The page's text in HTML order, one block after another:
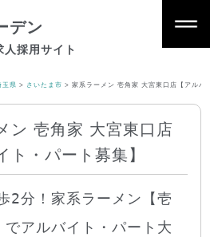
デン
採用サイト
玉県 > さいたま市 >家系ラーメン 壱角家 大宮東口店【アルバ
ン 壱角家 大宮東口店
ト・パート募集】
2分！家系ラーメン【壱
アルバイト・パート大